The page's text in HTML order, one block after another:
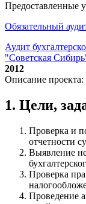
Предоставленные
Обязательный
Аудит
"Советская
2012
Описание проекта:
1. Цели,
Проверка и
отчетности
Выявление
Проверка
Проведение